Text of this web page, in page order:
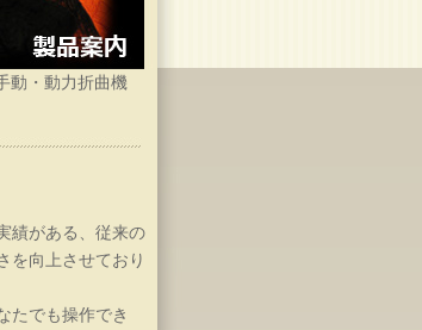
動・動力折曲機
績がある、従来の
を向上させており
たでも操作でき